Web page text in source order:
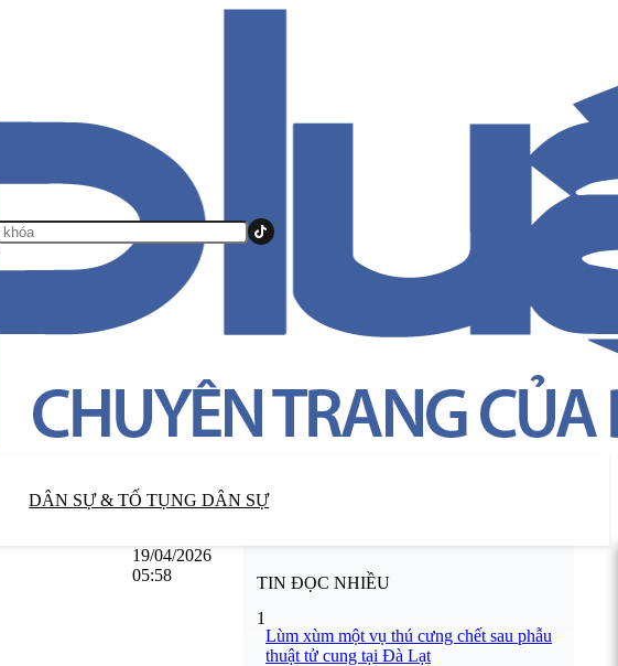
DÂN SỰ & TỐ TỤNG DÂN SỰ
19/04/2026
05:58
TIN ĐỌC NHIỀU
1
Lùm xùm một vụ thú cưng chết sau phẫu
thuật tử cung tại Đà Lạt